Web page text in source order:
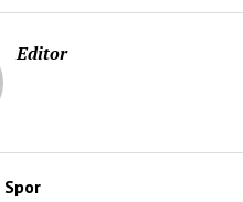
Editor
Spor